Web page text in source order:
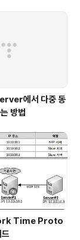
에서 다중 동
방법
Time Proto